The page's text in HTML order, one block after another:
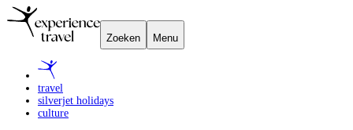
Zoeken Menu
travel
silverjet holidays
culture